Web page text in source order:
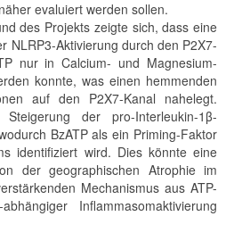
evaluiert werden sollen.
des Projekts zeigte sich, dass eine
NLRP3-Aktivierung durch den P2X7-
nur in Calcium- und Magnesium-
konnte, was einen hemmenden
auf den P2X7-Kanal nahelegt.
der pro-Interleukin-1β-
BzATP als ein Priming-Faktor
identifiziert wird. Dies könnte eine
der geographischen Atrophie im
Mechanismus aus ATP-
Inflammasomaktivierung